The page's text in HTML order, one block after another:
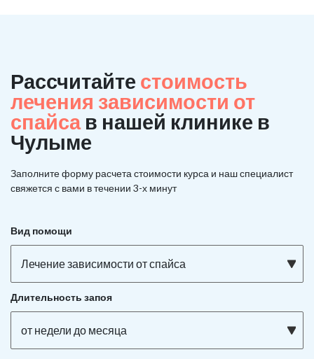
Рассчитайте стоимость
лечения зависимости от
спайса в нашей клинике в
Чулыме
Заполните форму расчета стоимости курса и наш специалист
свяжется с вами в течении 3-х минут
Вид помощи
Лечение зависимости от спайса
Длительность запоя
от недели до месяца